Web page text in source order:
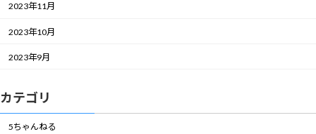
2023年11月
2023年10月
2023年9月
カテゴリ
5ちゃんねる